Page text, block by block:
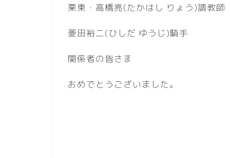
栗東・高橋亮(たかはし りょう)調教師
菱田裕二(ひしだ ゆうじ)騎手
関係者の皆さま
おめでとうございました。